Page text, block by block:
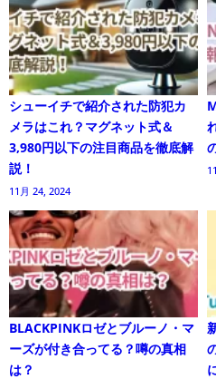
シューイチで紹介された防犯カ
メラはこれ？マグネット式＆
3,980円以下の注目商品を徹底解
説！
11月 24, 2024
BLACKPINKロゼとブルーノ・マ
ーズが付き合ってる？噂の真相
は？